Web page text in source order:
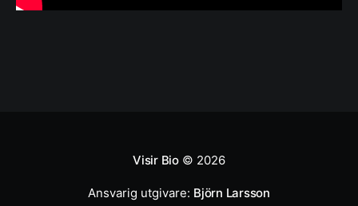
Visir Bio© 2026
Ansvarig utgivare: Björn Larsson